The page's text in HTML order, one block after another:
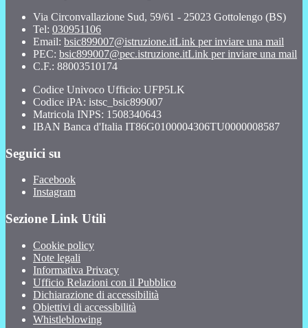
Via Circonvallazione Sud, 59/61 - 25023 Gottolengo (BS)
Tel: 030951106
Email: bsic899007@istruzione.itLink per inviare una mail
PEC: bsic899007@pec.istruzione.itLink per inviare una mail
C.F.: 88003510174
Codice Univoco Ufficio: UFP5LK
Codice iPA: istsc_bsic899007
Matricola INPS: 1508340643
IBAN Banca d'Italia IT86G0100004306TU0000008587
Seguici su
Facebook
Instagram
Sezione Link Utili
Cookie policy
Note legali
Informativa Privacy
Ufficio Relazioni con il Pubblico
Dichiarazione di accessibilità
Obiettivi di accessibilità
Whistleblowing